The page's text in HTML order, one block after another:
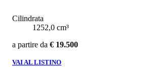
Cilindrata
1252,0 cm³
a partire da € 19.500
VAI AL LISTINO